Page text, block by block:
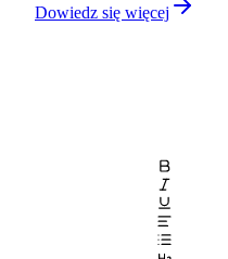
Dowiedz się więcej